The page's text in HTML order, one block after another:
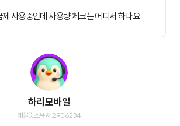
사용중인데 사용량 체크는 어디서 하나요
하리모바일
태블릿소유자 2906234